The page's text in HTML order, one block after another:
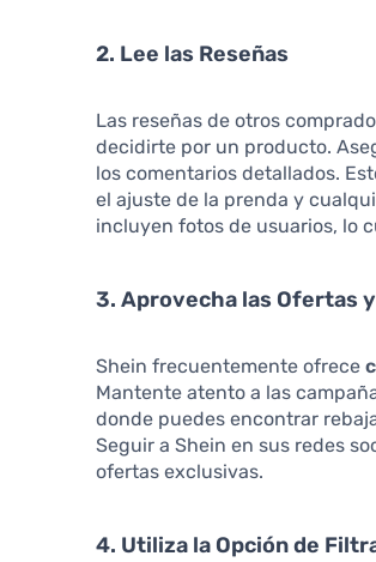
2. Lee las Reseñas
Las reseñas de otros
decidirte por un producto.
los comentarios detallados.
el ajuste de la prenda y
incluyen fotos de usuarios, lo
3. Aprovecha las Ofertas
Shein frecuentemente ofrece
Mantente atento a las
donde puedes encontrar
Seguir a Shein en sus redes
ofertas exclusivas.
4. Utiliza la Opción de